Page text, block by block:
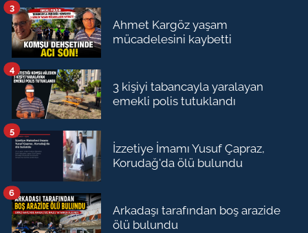
Ahmet Kargöz yaşam
mücadelesini kaybetti
3
3 kişiyi tabancayla yaralayan
emekli polis tutuklandı
4
İzzetiye İmamı Yusuf Çapraz,
Korudağ'da ölü bulundu
5
Arkadaşı tarafından boş arazide
ölü bulundu
6